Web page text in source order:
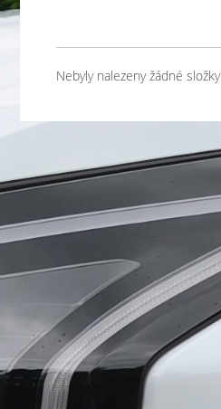
Nebyly nalezeny žádné složky